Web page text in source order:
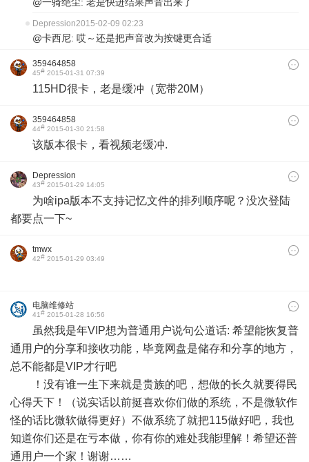
Depression2015-02-09 02:23
@卡西尼: 哎～还是把声音改为按键更合适
359464858
45# 2015-01-31 07:39
115HD很卡，老是缓冲（宽带20M）
359464858
44# 2015-01-30 21:58
该版本很卡，看视频老缓冲.
Depression
43# 2015-01-29 14:05
为啥ipa版本不支持记忆文件的排列顺序呢？没次登陆
都要点一下~
tmwx
42# 2015-01-29 03:49
电脑维修站
41# 2015-01-28 16:56
虽然我是年VIP想为普通用户说句公道话: 希望能恢复普
通用户的分享和接收功能，毕竟网盘是储存和分享的地方，
总不能都是VIP才行吧
！没有谁一生下来就是贵族的吧，想做的长久就要得民
心得天下！（说实话以前挺喜欢你们做的系统，不是微软作
怪的话比微软做得更好）不做系统了就把115做好吧，我也
知道你们还是在亏本做，你有你的难处我能理解！希望还普
通用户一个家！谢谢……